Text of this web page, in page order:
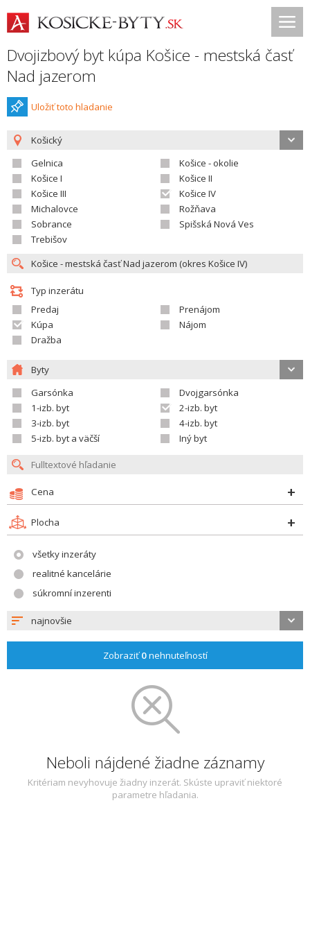
Dvojizbový byt kúpa Košice - mestská časť
Nad jazerom
Uložiť toto hladanie
Košický
Gelnica
Košice - okolie
Košice I
Košice II
Košice III
Košice IV
Michalovce
Rožňava
Sobrance
Spišská Nová Ves
Trebišov
Typ inzerátu
Predaj
Prenájom
Kúpa
Nájom
Dražba
Byty
Garsónka
Dvojgarsónka
1-izb. byt
2-izb. byt
3-izb. byt
4-izb. byt
5-izb. byt a väčší
Iný byt
Cena
Plocha
všetky inzeráty
realitné kancelárie
súkromní inzerenti
najnovšie
Zobraziť0nehnuteľností
Neboli nájdené žiadne záznamy
Kritériam nevyhovuje žiadny inzerát. Skúste upraviť niektoré
parametre hľadania.